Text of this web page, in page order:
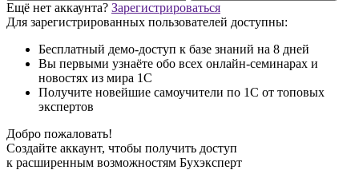
Ещё нет аккаунта? Зарегистрироваться
Для зарегистрированных пользователей доступны:
Бесплатный демо-доступ к базе знаний на 8 дней
Вы первыми узнаёте обо всех онлайн-семинарах и
новостях из мира 1С
Получите новейшие самоучители по 1С от топовых
экспертов
Добро пожаловать!
Создайте аккаунт, чтобы получить доступ
к расширенным возможностям Бухэксперт